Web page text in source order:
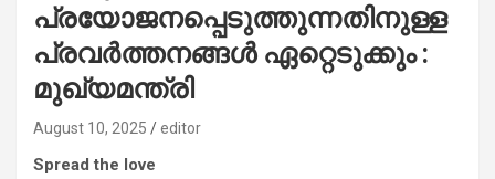
പ്രയോജനപ്പെടുത്തുന്നതിനുള്ള
പ്രവർത്തനങ്ങൾ ഏറ്റെടുക്കും :
മുഖ്യമന്ത്രി
August 10, 2025 editor
Spread the love